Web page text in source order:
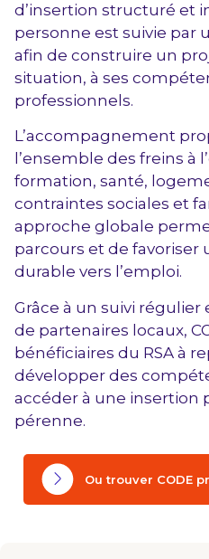
d’insertion structuré et
personne est suivie par
afin de construire un
situation, à ses
professionnels.
L’accompagnement
l’ensemble des freins à
formation, santé,
contraintes sociales et
approche globale
parcours et de favoriser
durable vers l’emploi.
Grâce à un suivi régulier
de partenaires locaux,
bénéficiaires du RSA à
développer des
accéder à une insertion
pérenne.
Ou trouver CODE